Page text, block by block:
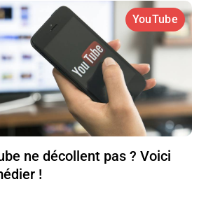
YouTube
ne décollent pas ? Voici
!